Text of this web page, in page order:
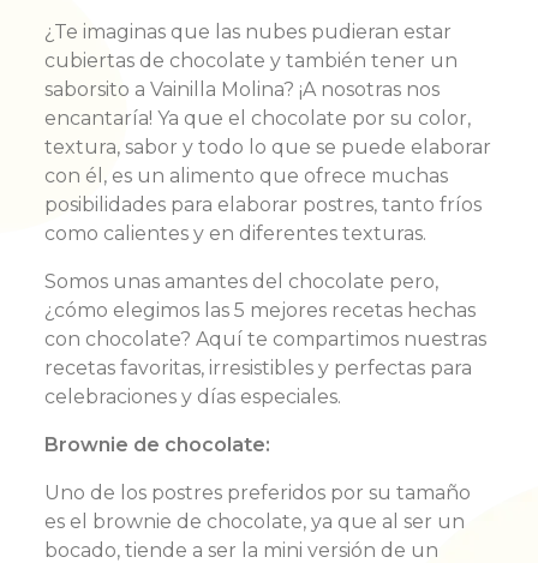
¿Te imaginas que las nubes pudieran estar
cubiertas de chocolate y también tener un
saborsito a Vainilla Molina?¡A nosotras nos
encantaría! Ya que el chocolate por su color,
textura, sabor y todo lo que se puede elaborar
con él, es un alimento que ofrece muchas
posibilidades para elaborar postres, tanto fríos
como calientes y en diferentes texturas.
Somos unas amantes del chocolate pero,
¿cómo elegimos las 5 mejores recetas hechas
con chocolate? Aquí te compartimos nuestras
recetas favoritas, irresistibles y perfectas para
celebraciones y días especiales.
Brownie de chocolate:
Uno de los postres preferidos por su tamaño
es el brownie de chocolate, ya que al ser un
bocado, tiende a ser la mini versión de un